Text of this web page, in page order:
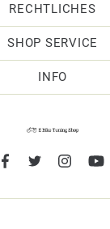
RECHTLICHES
SHOP SERVICE
INFO